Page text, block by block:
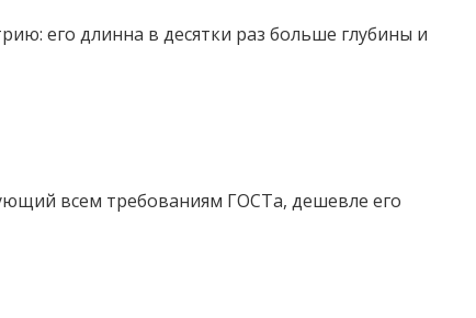
его длинна в десятки раз больше глубины и
всем требованиям ГОСТа, дешевле его